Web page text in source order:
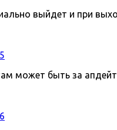
выйдет и при
может быть за